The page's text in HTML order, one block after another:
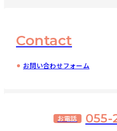
Contact
お問い合わせフォーム
お電話 055-